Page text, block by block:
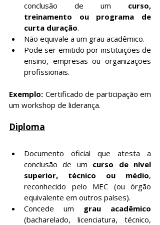
conclusão de um curso,
treinamento ou programa de
curta duração.
Não equivale a um grau acadêmico.
Pode ser emitido por instituições de
ensino, empresas ou organizações
profissionais.
Exemplo: Certificado de participação em
um workshop de liderança.
Diploma
Documento oficial que atesta a
conclusão de um curso de nível
superior, técnico ou médio,
reconhecido pelo MEC (ou órgão
equivalente em outros países).
Concede um grau acadêmico
(bacharelado, licenciatura, técnico,